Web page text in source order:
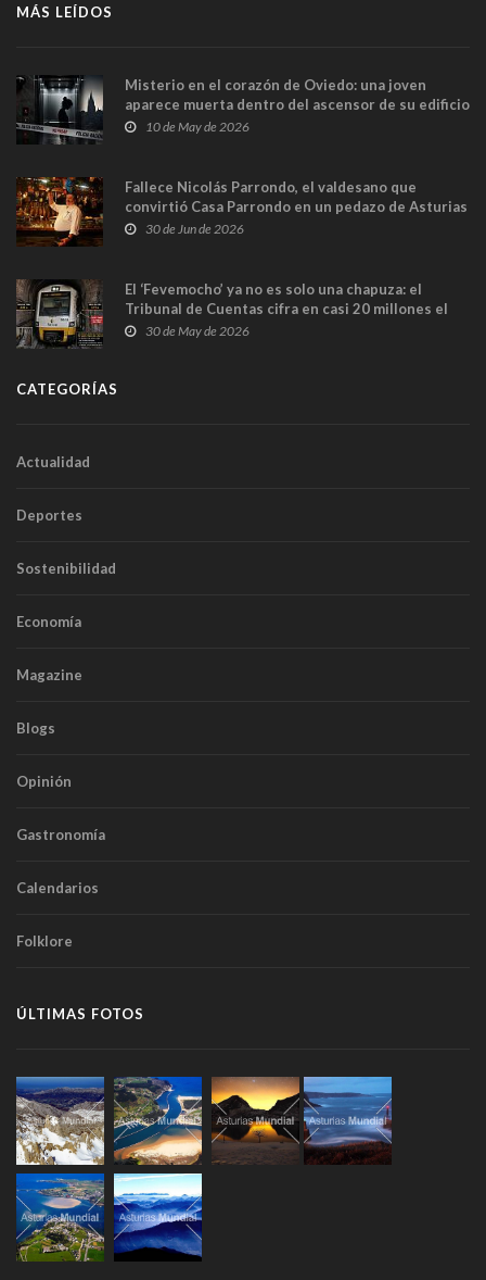
MÁS LEÍDOS
Misterio en el corazón de Oviedo: una joven
aparece muerta dentro del ascensor de su edificio
y las cámaras captan sus últimos minutos
10 de May de 2026
Fallece Nicolás Parrondo, el valdesano que
convirtió Casa Parrondo en un pedazo de Asturias
en Madrid
30 de Jun de 2026
El ‘Fevemocho’ ya no es solo una chapuza: el
Tribunal de Cuentas cifra en casi 20 millones el
sobrecoste de los trenes que no cabían por los
30 de May de 2026
CATEGORÍAS
Actualidad
Deportes
Sostenibilidad
Economía
Magazine
Blogs
Opinión
Gastronomía
Calendarios
Folklore
ÚLTIMAS FOTOS